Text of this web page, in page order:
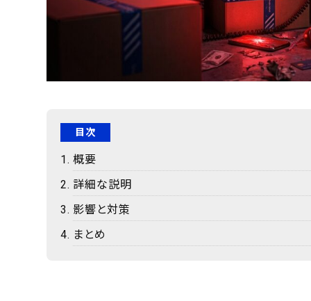
目次
概要
詳細な説明
影響と対策
まとめ